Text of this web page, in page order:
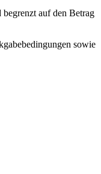
auf den Betrag
sowie